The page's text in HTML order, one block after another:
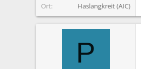
Ort
Haslangkreit (AIC)
P